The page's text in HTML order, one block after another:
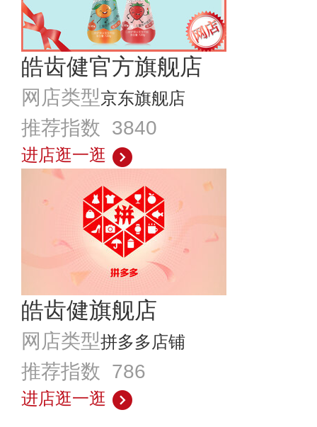
皓齿健官方旗舰店
网店类型京东旗舰店
推荐指数 3840
进店逛一逛
皓齿健旗舰店
网店类型拼多多店铺
推荐指数 786
进店逛一逛